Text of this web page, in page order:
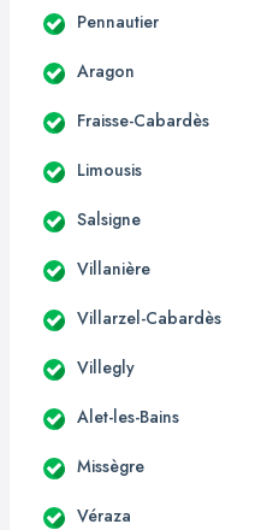
Pennautier
Aragon
Fraisse-Cabardès
Limousis
Salsigne
Villanière
Villarzel-Cabardès
Villegly
Alet-les-Bains
Missègre
Véraza